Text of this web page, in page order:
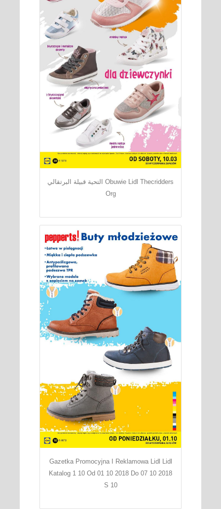
التحية قبيلة البرتقالي Obuwie Lidl Thecridders
Org
Gazetka Promocyjna I Reklamowa Lidl Lidl
Katalog 1 10 Od 01 10 2018 Do 07 10 2018
S 10